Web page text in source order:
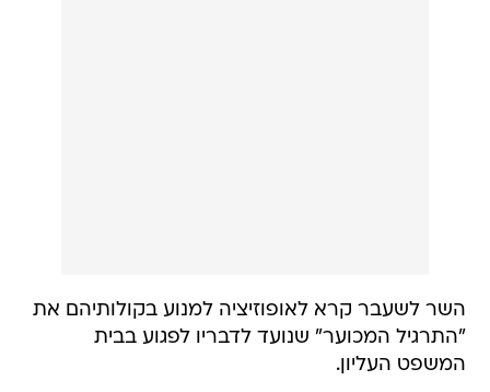
השר לשעבר קרא לאופוזיציה למנוע בקולותיהם את
"התרגיל המכוער" שנועד לדבריו לפגוע בבית
המשפט העליון.